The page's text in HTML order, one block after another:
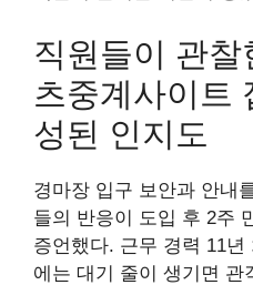
직원들이 관찰
츠중계사이트
성된 인지도
경마장 입구 보안과 안내
들의 반응이 도입 후 2주
증언했다. 근무 경력 11년
에는 대기 줄이 생기면 관